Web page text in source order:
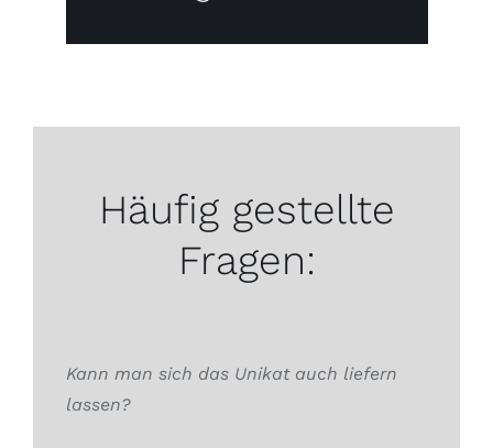
Häufig gestellte
Fragen:
Kann man sich das Unikat auch liefern
lassen?